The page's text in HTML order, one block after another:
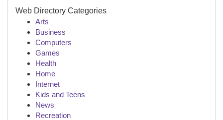
Web Directory Categories
Arts
Business
Computers
Games
Health
Home
Internet
Kids and Teens
News
Recreation